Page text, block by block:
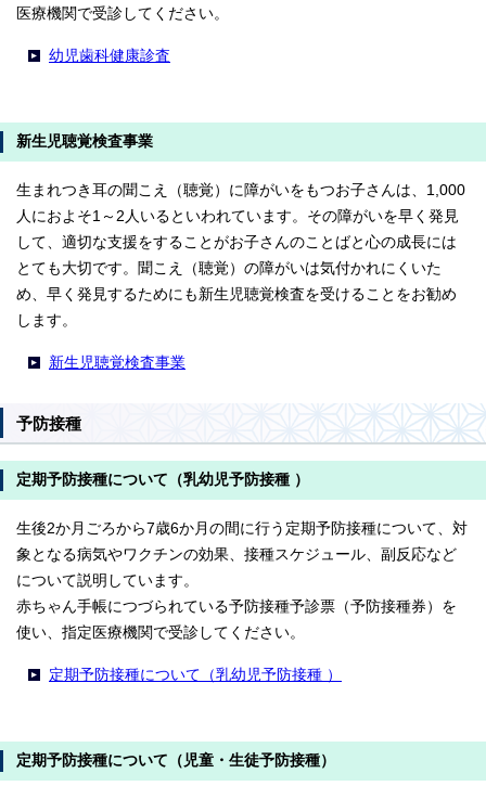
医療機関で受診してください。
幼児歯科健康診査
新生児聴覚検査事業
生まれつき耳の聞こえ（聴覚）に障がいをもつお子さんは、1,000
人におよそ1～2人いるといわれています。その障がいを早く発見
して、適切な支援をすることがお子さんのことばと心の成長には
とても大切です。聞こえ（聴覚）の障がいは気付かれにくいた
め、早く発見するためにも新生児聴覚検査を受けることをお勧め
します。
新生児聴覚検査事業
予防接種
定期予防接種について（乳幼児予防接種 ）
生後2か月ごろから7歳6か月の間に行う定期予防接種について、対
象となる病気やワクチンの効果、接種スケジュール、副反応など
について説明しています。
赤ちゃん手帳につづられている予防接種予診票（予防接種券）を
使い、指定医療機関で受診してください。
定期予防接種について（乳幼児予防接種 ）
定期予防接種について（児童・生徒予防接種）